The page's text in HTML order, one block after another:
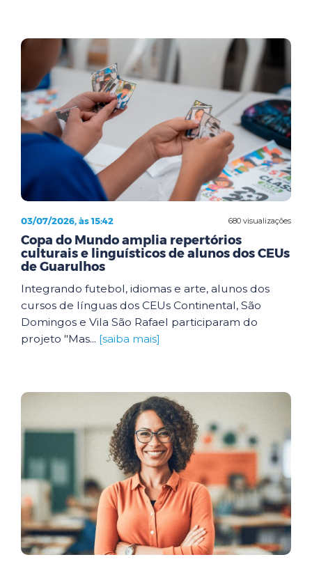
680 visualizações
03/07/2026, às 15:42
Copa do Mundo amplia repertórios
culturais e linguísticos de alunos dos CEUs
de Guarulhos
Integrando futebol, idiomas e arte, alunos dos
cursos de línguas dos CEUs Continental, São
Domingos e Vila São Rafael participaram do
projeto "Mas... [saiba mais]